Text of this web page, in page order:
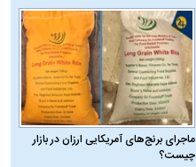
ماجرای برنج‌های آمریکایی ارزان در بازار
چیست؟